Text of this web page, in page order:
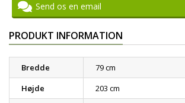
Send os en email
PRODUKT INFORMATION
Bredde
79 cm
Højde
203 cm